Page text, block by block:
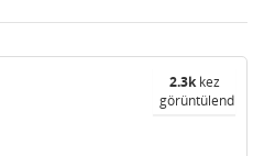
2.3kkez
görüntülendi